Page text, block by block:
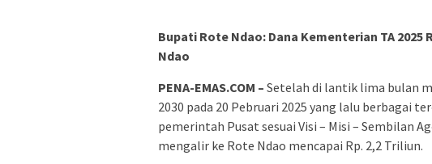
Bupati Rote Ndao: Dana Kementerian TA 2025
Ndao
PENA-EMAS.COM – Setelah di lantik lima bulan
2030 pada 20 Pebruari 2025 yang lalu berbagai
pemerintah Pusat sesuai Visi – Misi – Sembilan
mengalir ke Rote Ndao mencapai Rp. 2,2 Triliun.